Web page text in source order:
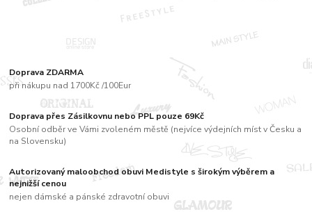
Doprava ZDARMA
při nákupu nad 1700Kč /100Eur
Doprava přes Zásilkovnu nebo PPL pouze 69Kč
Osobní odběr ve Vámi zvoleném městě (nejvíce výdejních míst v Česku a
na Slovensku)
Autorizovaný maloobchod obuvi Medistyle s širokým výběrem a
nejnižší cenou
nejen dámské a pánské zdravotní obuvi